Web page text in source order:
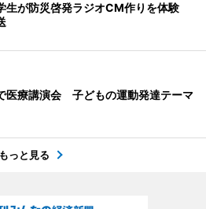
生が防災啓発ラジオCM作りを体験
医療講演会 子どもの運動発達テーマ
もっと見る